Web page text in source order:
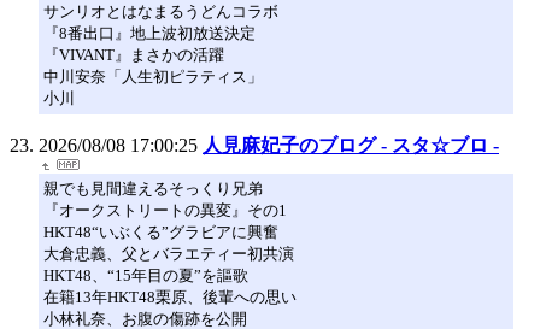
サンリオとはなまるうどんコラボ
『8番出口』地上波初放送決定
『VIVANT』まさかの活躍
中川安奈「人生初ピラティス」
小川
2026/08/08 17:00:25 人見麻妃子のブログ - スタ☆ブロ -
親でも見間違えるそっくり兄弟
『オークストリートの異変』その1
HKT48“いぶくる”グラビアに興奮
大倉忠義、父とバラエティー初共演
HKT48、“15年目の夏”を謳歌
在籍13年HKT48栗原、後輩への思い
小林礼奈、お腹の傷跡を公開